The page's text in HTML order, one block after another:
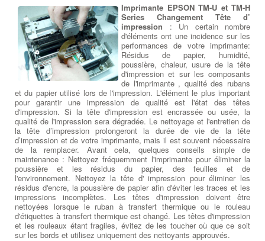
Imprimante EPSON TM-U et TM-H
Series Changement Tête d’
impression : Un certain nombre
d'éléments ont une incidence sur les
performances de votre imprimante:
Résidus de papier, humidité,
poussière, chaleur, usure de la tête
d'impression et sur les composants
de l'imprimante , qualité des rubans
et du papier utilisé lors de l'impression. L'élément le plus important
pour garantir une impression de qualité est l'état des têtes
d'impression. Si la tête d'impression est encrassée ou usée, la
qualité de l'impression sera dégradée. Le nettoyage et l'entretien de
la tête d’impression prolongeront la durée de vie de la tête
d’impression et de votre imprimante, mais il est souvent nécessaire
de la remplacer. Avant cela, quelques conseils simple de
maintenance : Nettoyez fréquemment l'imprimante pour éliminer la
poussière et les résidus du papier, des feuilles et de
l'environnement. Nettoyez la tête d' impression pour éliminer les
résidus d'encre, la poussière de papier afin d'éviter les traces et les
impressions incomplètes. Les têtes d'impression doivent être
nettoyées lorsque le ruban à transfert thermique ou le rouleau
d'étiquettes à transfert thermique est changé. Les têtes d'impression
et les rouleaux étant fragiles, évitez de les toucher où que ce soit
sur les bords et utilisez uniquement des nettoyants approuvés.